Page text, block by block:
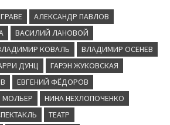
АЛЕКСАНДР ПАВЛОВ
ВАСИЛИЙ ЛАНОВОЙ
КОВАЛЬ
ВЛАДИМИР ОСЕНЕВ
ДУНЦ
ГАРЭН ЖУКОВСКАЯ
ЕВГЕНИЙ ФЁДОРОВ
МОЛЬЕР
НИНА НЕХЛОПОЧЕНКО
ТЕАТР